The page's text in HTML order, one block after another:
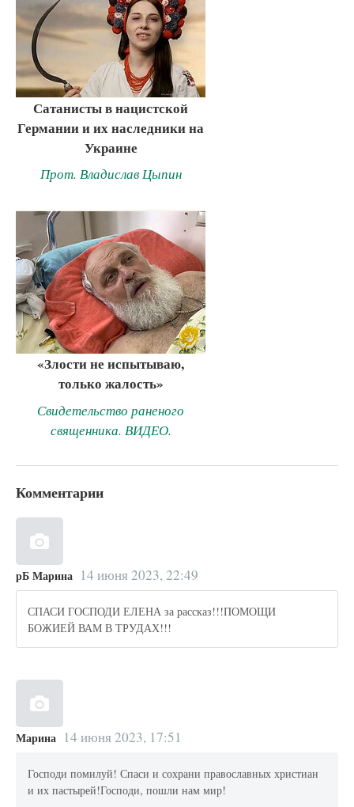
Сатанисты в нацистской
Германии и их наследники на
Украине
Прот. Владислав Цыпин
«Злости не испытываю,
только жалость»
Свидетельство раненого
священника. ВИДЕО.
Комментарии
рБ Марина 14 июня 2023, 22:49
СПАСИ ГОСПОДИ ЕЛЕНА за рассказ!!!ПОМОЩИ
БОЖИЕЙ ВАМ В ТРУДАХ!!!
Марина 14 июня 2023, 17:51
Господи помилуй! Спаси и сохрани православных христиан
и их пастырей!Господи, пошли нам мир!